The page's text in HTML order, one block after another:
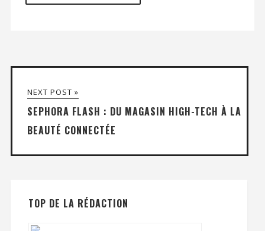
NEXT POST »
SEPHORA FLASH : DU MAGASIN HIGH-TECH À LA
BEAUTÉ CONNECTÉE
TOP DE LA RÉDACTION